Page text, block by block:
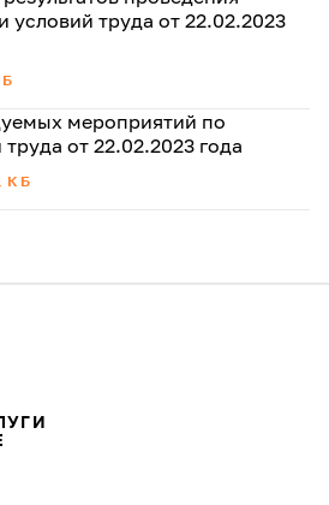
условий труда от 22.02.2023
мероприятий по
от 22.02.2023 года
КБ